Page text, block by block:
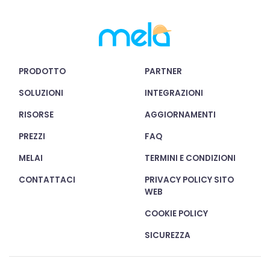
PRODOTTO
SOLUZIONI
RISORSE
PREZZI
MELAI
CONTATTACI
PARTNER
INTEGRAZIONI
AGGIORNAMENTI
FAQ
TERMINI E CONDIZIONI
PRIVACY POLICY SITO
WEB
COOKIE POLICY
SICUREZZA